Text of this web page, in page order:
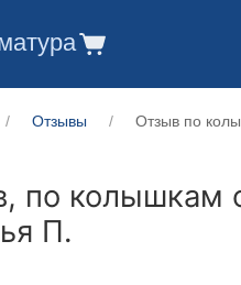
Отзывы
Отзыв по
по колышкам
П.